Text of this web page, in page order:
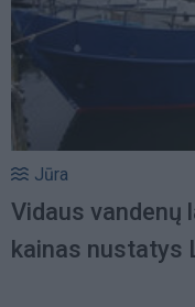
Jūra
Vidaus vandenų
kainas nustatys